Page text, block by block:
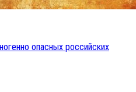
опасных российских